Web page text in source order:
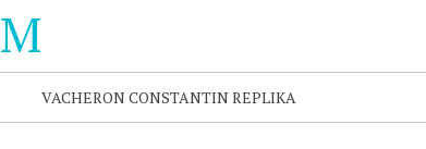
VACHERON CONSTANTIN REPLIKA